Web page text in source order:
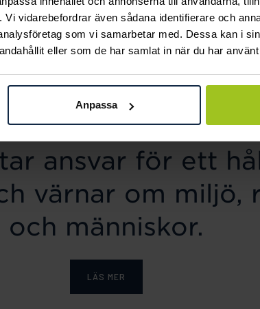
vidarebefordrar även sådana identifierare och
som vi samarbetar med. Dessa kan i
eller som de har samlat in när du har
Anpassa
Necklace
kr
Butterfly Gold Hoops
Pris:599 kr
599 kr
ansvar för ett
värnar om miljö,
och människor.
LÄS MER